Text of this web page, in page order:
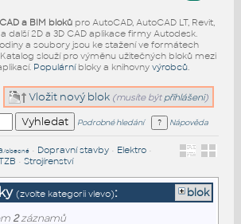
a BIM blokůpro AutoCAD, AutoCAD LT, Revit,
další 2D a 3D CAD aplikace firmy Autodesk.
a soubory jsou ke stažení ve formátech
slouží pro výměnu užitečných bloků mezi
Populárníbloky a knihovny výrobců.
Vložit nový blok (musíte být přihlášeni)
Podrobné hledání Nápověda
/obecné• Dopravní stavby• Elektro•
• Strojírenství
(zvolte kategorii vlevo): blok
2záznamů